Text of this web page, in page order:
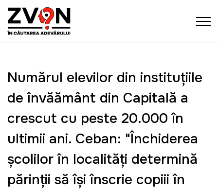
Numărul elevilor din instituțiile
de învățământ din Capitală a
crescut cu peste 20.000 în
ultimii ani. Ceban: "Închiderea
școlilor în localități determină
părinții să își înscrie copiii în